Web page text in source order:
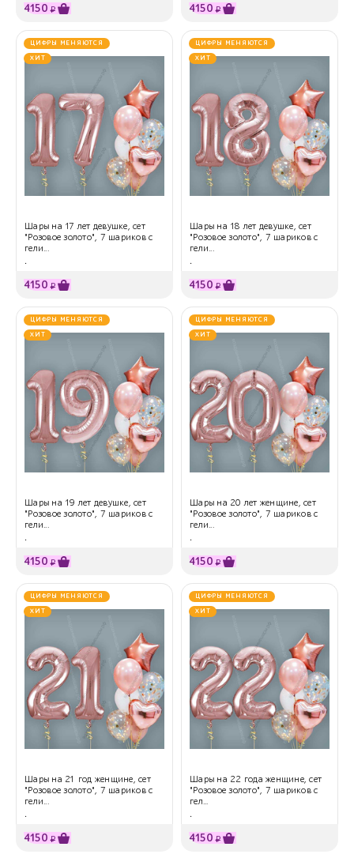
4150 ₽ 4150 ₽
ЦИФРЫ МЕНЯЮТСЯ
ХИТ
Шары на 17 лет девушке, сет
"Розовое золото", 7 шариков с
гели...
.
4150 ₽
ЦИФРЫ МЕНЯЮТСЯ
ХИТ
Шары на 18 лет девушке, сет
"Розовое золото", 7 шариков с
гели...
.
4150 ₽
ЦИФРЫ МЕНЯЮТСЯ
ХИТ
Шары на 19 лет девушке, сет
"Розовое золото", 7 шариков с
гели...
.
4150 ₽
ЦИФРЫ МЕНЯЮТСЯ
ХИТ
Шары на 20 лет женщине, сет
"Розовое золото", 7 шариков с
гели...
.
4150 ₽
ЦИФРЫ МЕНЯЮТСЯ
ХИТ
Шары на 21 год женщине, сет
"Розовое золото", 7 шариков с
гели...
.
4150 ₽
ЦИФРЫ МЕНЯЮТСЯ
ХИТ
Шары на 22 года женщине, сет
"Розовое золото", 7 шариков с
гел...
.
4150 ₽